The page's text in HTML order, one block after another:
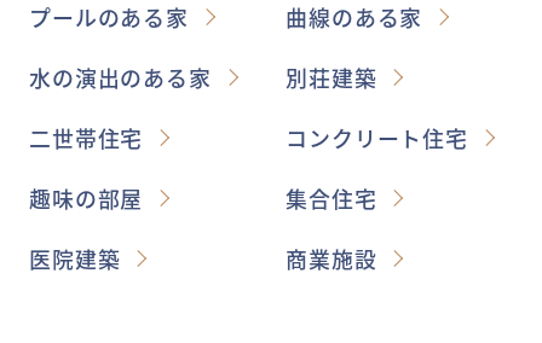
プールのある家
曲線のある家
水の演出のある家
別荘建築
二世帯住宅
コンクリート住宅
趣味の部屋
集合住宅
医院建築
商業施設